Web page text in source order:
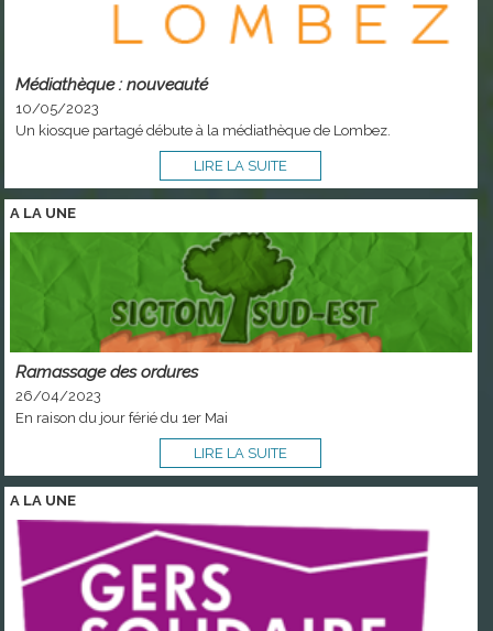
Médiathèque : nouveauté
10/05/2023
Un kiosque partagé débute à la médiathèque de Lombez.
LIRE LA SUITE
A LA UNE
Ramassage des ordures
26/04/2023
En raison du jour férié du 1er Mai
LIRE LA SUITE
A LA UNE